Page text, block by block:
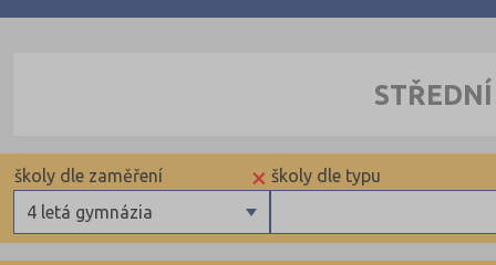
školy dle typu
×
4 letá gymnázia
školy dle zaměření